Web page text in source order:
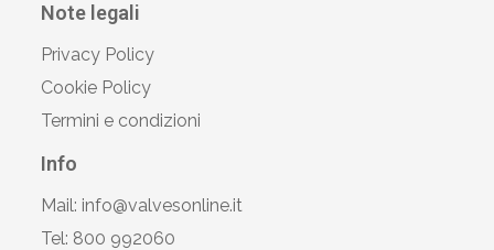
Note legali
Privacy Policy
Cookie Policy
Termini e condizioni
Info
Mail: info@valvesonline.it
Tel: 800 992060